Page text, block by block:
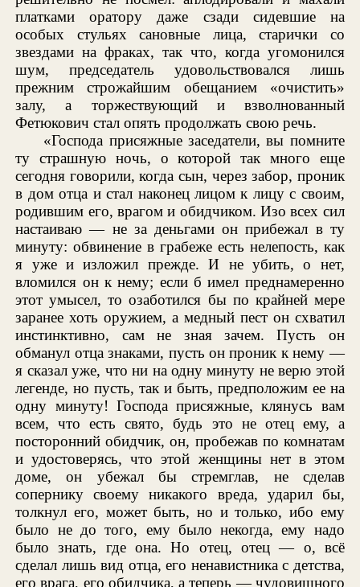
платками оратору даже сзади сидевшие на
особых стульях сановные лица, старички со
звездами на фраках, так что, когда угомонился
шум, председатель удовольствовался лишь
прежним строжайшим обещанием «очистить»
залу, а торжествующий и взволнованный
Фетюкович стал опять продолжать свою речь.
«Господа присяжные заседатели, вы помните
ту страшную ночь, о которой так много еще
сегодня говорили, когда сын, через забор, проник
в дом отца и стал наконец лицом к лицу с своим,
родившим его, врагом и обидчиком. Изо всех сил
настаиваю — не за деньгами он прибежал в ту
минуту: обвинение в грабеже есть нелепость, как
я уже и изложил прежде. И не убить, о нет,
вломился он к нему; если б имел преднамеренно
этот умысел, то озаботился бы по крайней мере
заранее хоть оружием, а медный пест он схватил
инстинктивно, сам не зная зачем. Пусть он
обманул отца знаками, пусть он проник к нему —
я сказал уже, что ни на одну минуту не верю этой
легенде, но пусть, так и быть, предположим ее на
одну минуту! Господа присяжные, клянусь вам
всем, что есть свято, будь это не отец ему, а
посторонний обидчик, он, пробежав по комнатам
и удостоверясь, что этой женщины нет в этом
доме, он убежал бы стремглав, не сделав
сопернику своему никакого вреда, ударил бы,
толкнул его, может быть, но и только, ибо ему
было не до того, ему было некогда, ему надо
было знать, где она. Но отец, отец — о, всё
сделал лишь вид отца, его ненавистника с детства,
его врага, его обидчика, а теперь — чудовищного